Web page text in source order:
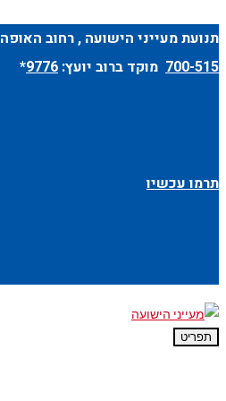
תנועת מעייני הישועה ,רחוב האופה 4
700-515 מוקד ברוב יועץ: 9776
*
תרמו עכשיו
תפריט